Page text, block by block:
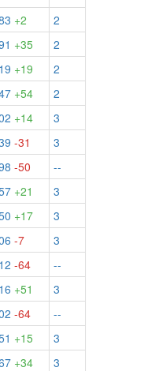
+2
2
+35
2
+19
2
+54
2
+14
3
-31
3
-50
--
+21
3
+17
3
-7
3
-64
--
+51
3
-64
--
+15
3
+34
3